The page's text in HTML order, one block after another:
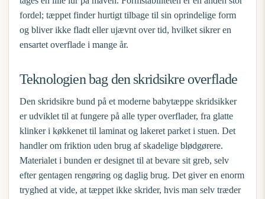
fordel; tæppet finder hurtigt tilbage til sin oprindelige form
og bliver ikke fladt eller ujævnt over tid, hvilket sikrer en
ensartet overflade i mange år.
Teknologien bag den skridsikre overflade
Den skridsikre bund på et moderne babytæppe skridsikker
er udviklet til at fungere på alle typer overflader, fra glatte
klinker i køkkenet til laminat og lakeret parket i stuen. Det
handler om friktion uden brug af skadelige blødgørere.
Materialet i bunden er designet til at bevare sit greb, selv
efter gentagen rengøring og daglig brug. Det giver en enorm
tryghed at vide, at tæppet ikke skrider, hvis man selv træder